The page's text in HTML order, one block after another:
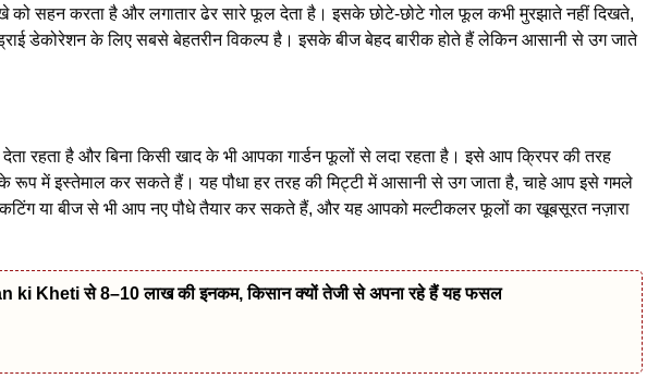
को सहन करता है और लगातार ढेर सारे फूल देता है। इसके छोटे-छोटे गोल फूल कभी मुरझाते नहीं दिखते,
डेकोरेशन के लिए सबसे बेहतरीन विकल्प है। इसके बीज बेहद बारीक होते हैं लेकिन आसानी से उग जाते
देता रहता है और बिना किसी खाद के भी आपका गार्डन फूलों से लदा रहता है। इसे आप क्रिपर की तरह
के रूप में इस्तेमाल कर सकते हैं। यह पौधा हर तरह की मिट्टी में आसानी से उग जाता है, चाहे आप इसे गमले
या बीज से भी आप नए पौधे तैयार कर सकते हैं, और यह आपको मल्टीकलर फूलों का खूबसूरत नज़ारा
ki Kheti से 8–10 लाख की इनकम, किसान क्यों तेजी से अपना रहे हैं यह फसल